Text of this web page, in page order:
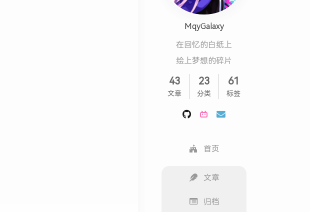
MqyGalaxy
在回忆的白纸上
绘上梦想的碎片
43
文章
23
分类
61
标签
首页
文章
归档